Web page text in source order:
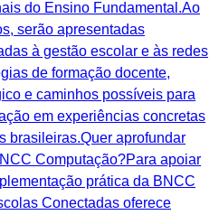
do Ensino Fundamental.Ao
serão apresentadas
à gestão escolar e às redes
de formação docente,
e caminhos possíveis para
em experiências concretas
brasileiras.Quer aprofundar
Computação?Para apoiar
prática da BNCC
Conectadas oferece